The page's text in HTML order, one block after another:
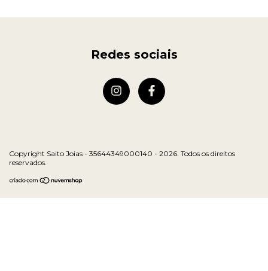
Redes sociais
Copyright Saito Joias - 35644349000140 - 2026. Todos os direitos
reservados.